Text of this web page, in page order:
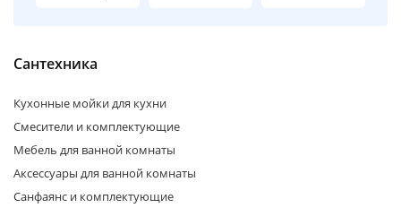
Сантехника
Кухонные мойки для кухни
Смесители и комплектующие
Мебель для ванной комнаты
Аксессуары для ванной комнаты
Санфаянс и комплектующие